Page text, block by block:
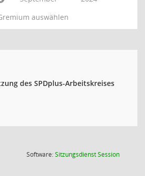
auswählen
des SPDplus-Arbeitskreises
Software:SitzungsdienstSession(Wird in